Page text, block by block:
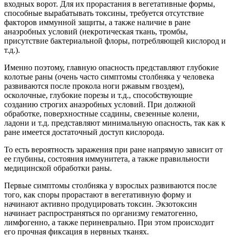
входных ворот. Для их прорастания в вегетативные формы,
способные вырабатывать токсины, требуется отсутствие
факторов иммунной защиты, а также наличие в ране
анаэробных условий (некротическая ткань, тромбы,
присутствие бактериальной флоры, потребляющей кислород и
т.д.).
Именно поэтому, главную опасность представляют глубокие
колотые раны (очень часто симптомы столбняка у человека
развиваются после прокола ноги ржавым гвоздем),
осколочные, глубокие порезы и т.д., способствующие
созданию строгих анаэробных условий. При должной
обработке, поверхностные ссадины, свезенные колени,
ладони и т.д. представляют минимальную опасность, так как к
ране имеется достаточный доступ кислорода.
То есть вероятность заражения при ране напрямую зависит от
ее глубины, состояния иммунитета, а также правильности
медицинской обработки раны.
Первые симптомы столбняка у взрослых развиваются после
того, как споры прорастают в вегетативную форму и
начинают активно продуцировать токсин. Экзотоксин
начинает распространяться по организму гематогенно,
лимфогенно, а также периневрально. При этом происходит
его прочная фиксация в нервных тканях.